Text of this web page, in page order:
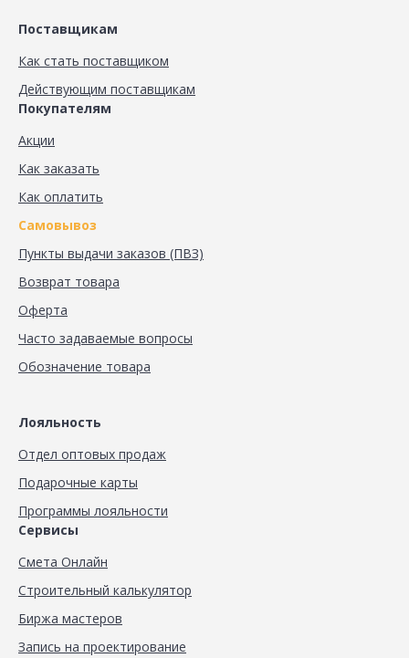
Поставщикам
Как стать поставщиком
Действующим поставщикам
Покупателям
Акции
Как заказать
Как оплатить
Самовывоз
Пункты выдачи заказов (ПВЗ)
Возврат товара
Оферта
Часто задаваемые вопросы
Обозначение товара
Лояльность
Отдел оптовых продаж
Подарочные карты
Программы лояльности
Сервисы
Смета Онлайн
Строительный калькулятор
Биржа мастеров
Запись на проектирование